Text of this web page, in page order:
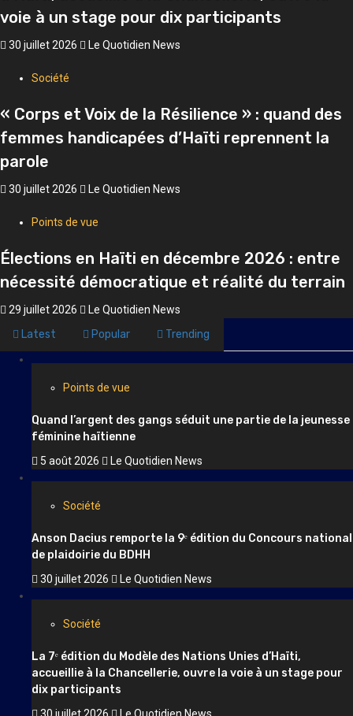
voie à un stage pour dix participants
30 juillet 2026 Le Quotidien News
Société
« Corps et Voix de la Résilience » : quand des
femmes handicapées d’Haïti reprennent la
parole
30 juillet 2026 Le Quotidien News
Points de vue
Élections en Haïti en décembre 2026 : entre
nécessité démocratique et réalité du terrain
29 juillet 2026 Le Quotidien News
Latest Popular Trending
Points de vue
Quand l’argent des gangs séduit une partie de la jeunesse
féminine haïtienne
5 août 2026 Le Quotidien News
Société
Anson Dacius remporte la 9ᵉ édition du Concours national
de plaidoirie du BDHH
30 juillet 2026 Le Quotidien News
Société
La 7ᵉ édition du Modèle des Nations Unies d’Haïti,
accueillie à la Chancellerie, ouvre la voie à un stage pour
dix participants
30 juillet 2026 Le Quotidien News